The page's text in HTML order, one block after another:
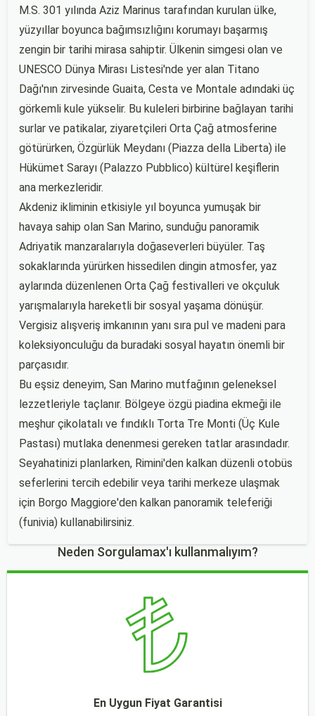
M.S. 301 yılında Aziz Marinus tarafından kurulan ülke,
yüzyıllar boyunca bağımsızlığını korumayı başarmış
zengin bir tarihi mirasa sahiptir. Ülkenin simgesi olan ve
UNESCO Dünya Mirası Listesi'nde yer alan Titano
Dağı'nın zirvesinde Guaita, Cesta ve Montale adındaki üç
görkemli kule yükselir. Bu kuleleri birbirine bağlayan tarihi
surlar ve patikalar, ziyaretçileri Orta Çağ atmosferine
götürürken, Özgürlük Meydanı (Piazza della Liberta) ile
Hükümet Sarayı (Palazzo Pubblico) kültürel keşiflerin
ana merkezleridir.
Akdeniz ikliminin etkisiyle yıl boyunca yumuşak bir
havaya sahip olan San Marino, sunduğu panoramik
Adriyatik manzaralarıyla doğaseverleri büyüler. Taş
sokaklarında yürürken hissedilen dingin atmosfer, yaz
aylarında düzenlenen Orta Çağ festivalleri ve okçuluk
yarışmalarıyla hareketli bir sosyal yaşama dönüşür.
Vergisiz alışveriş imkanının yanı sıra pul ve madeni para
koleksiyonculuğu da buradaki sosyal hayatın önemli bir
parçasıdır.
Bu eşsiz deneyim, San Marino mutfağının geleneksel
lezzetleriyle taçlanır. Bölgeye özgü piadina ekmeği ile
meşhur çikolatalı ve fındıklı Torta Tre Monti (Üç Kule
Pastası) mutlaka denenmesi gereken tatlar arasındadır.
Seyahatinizi planlarken, Rimini'den kalkan düzenli otobüs
seferlerini tercih edebilir veya tarihi merkeze ulaşmak
için Borgo Maggiore'den kalkan panoramik teleferiği
(funivia) kullanabilirsiniz.
Neden Sorgulamax'ı kullanmalıyım?
En Uygun Fiyat Garantisi